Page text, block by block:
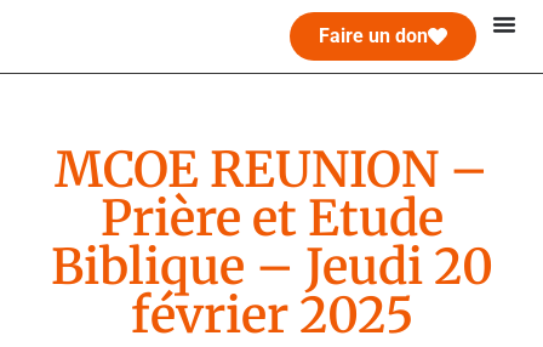
Faire un don
MCOE REUNION –
Prière et Etude
Biblique – Jeudi 20
février 2025